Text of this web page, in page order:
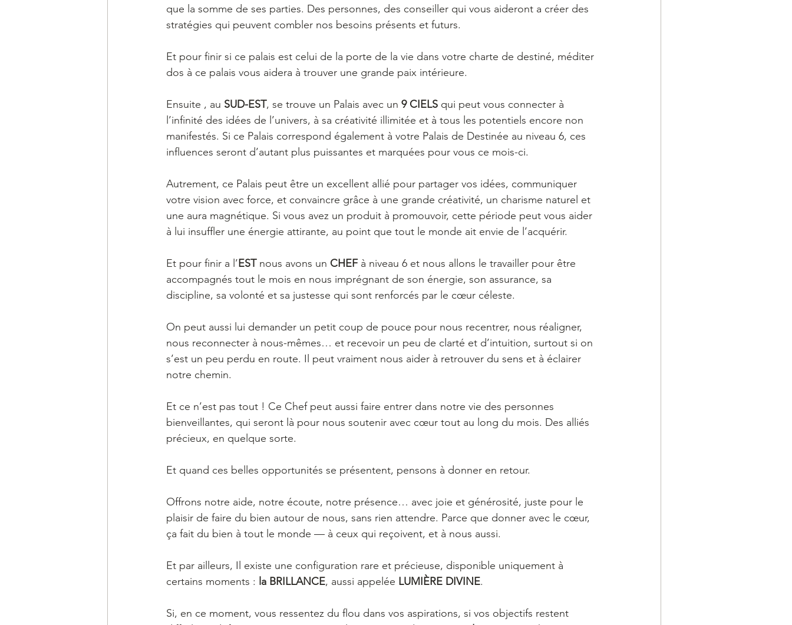
que la somme de ses parties. Des personnes, des conseiller qui vous aideront a créer des
stratégies qui peuvent combler nos besoins présents et futurs.
Et pour finir si ce palais est celui de la porte de la vie dans votre charte de destiné, méditer
dos à ce palais vous aidera à trouver une grande paix intérieure.
Ensuite , au SUD-EST, se trouve un Palais avec un 9 CIELS qui peut vous connecter à
l’infinité des idées de l’univers, à sa créativité illimitée et à tous les potentiels encore non
manifestés. Si ce Palais correspond également à votre Palais de Destinée au niveau 6, ces
influences seront d’autant plus puissantes et marquées pour vous ce mois-ci.
Autrement, ce Palais peut être un excellent allié pour partager vos idées, communiquer
votre vision avec force, et convaincre grâce à une grande créativité, un charisme naturel et
une aura magnétique. Si vous avez un produit à promouvoir, cette période peut vous aider
à lui insuffler une énergie attirante, au point que tout le monde ait envie de l’acquérir.
Et pour finir a l’EST nous avons un CHEF à niveau 6 et nous allons le travailler pour être
accompagnés tout le mois en nous imprégnant de son énergie, son assurance, sa
discipline, sa volonté et sa justesse qui sont renforcés par le cœur céleste.
On peut aussi lui demander un petit coup de pouce pour nous recentrer, nous réaligner,
nous reconnecter à nous-mêmes… et recevoir un peu de clarté et d’intuition, surtout si on
s’est un peu perdu en route. Il peut vraiment nous aider à retrouver du sens et à éclairer
notre chemin.
Et ce n’est pas tout ! Ce Chef peut aussi faire entrer dans notre vie des personnes
bienveillantes, qui seront là pour nous soutenir avec cœur tout au long du mois. Des alliés
précieux, en quelque sorte.
Et quand ces belles opportunités se présentent, pensons à donner en retour.
Offrons notre aide, notre écoute, notre présence… avec joie et générosité, juste pour le
plaisir de faire du bien autour de nous, sans rien attendre. Parce que donner avec le cœur,
ça fait du bien à tout le monde — à ceux qui reçoivent, et à nous aussi.
Et par ailleurs, Il existe une configuration rare et précieuse, disponible uniquement à
certains moments : la BRILLANCE, aussi appelée LUMIÈRE DIVINE.
Si, en ce moment, vous ressentez du flou dans vos aspirations, si vos objectifs restent